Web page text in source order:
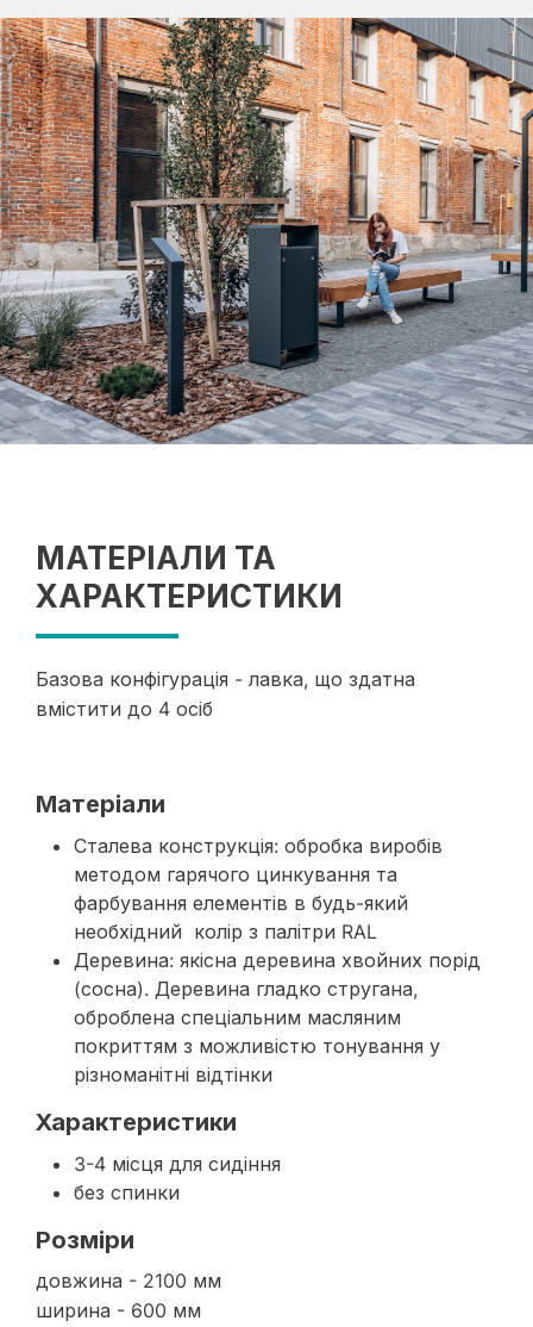
МАТЕРІАЛИ ТА
ХАРАКТЕРИСТИКИ
Базова конфігурація - лавка, що здатна
вмістити до 4 осіб
Матеріали
Сталева конструкція: обробка виробів
методом гарячого цинкування та
фарбування елементів в будь-який
необхідний колір з палітри RAL
Деревина: якісна деревина хвойних порід
(сосна). Деревина гладко стругана,
оброблена спеціальним масляним
покриттям з можливістю тонування у
різноманітні відтінки
Характеристики
3-4 місця для сидіння
без спинки
Розміри
довжина - 2100 мм
ширина - 600 мм